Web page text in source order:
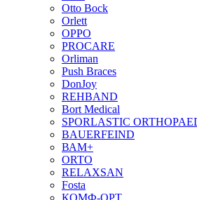
Otto Bock
Orlett
OPPO
PROCARE
Orliman
Push Braces
DonJoy
REHBAND
Bort Medical
SPORLASTIC
BAUERFEIND
ВАМ+
ORTO
RELAXSAN
Fosta
КОМФ-ОРТ